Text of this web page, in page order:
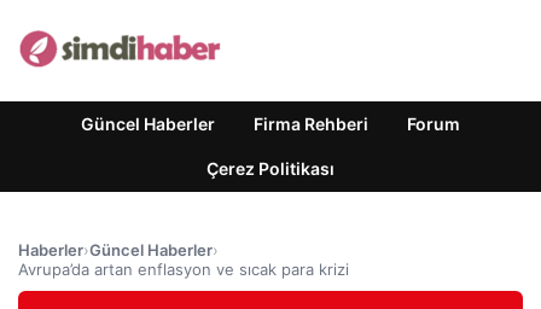
Güncel Haberler Firma Rehberi Forum
Çerez Politikası
Haberler›Güncel Haberler›
Avrupa’da artan enflasyon ve sıcak para krizi